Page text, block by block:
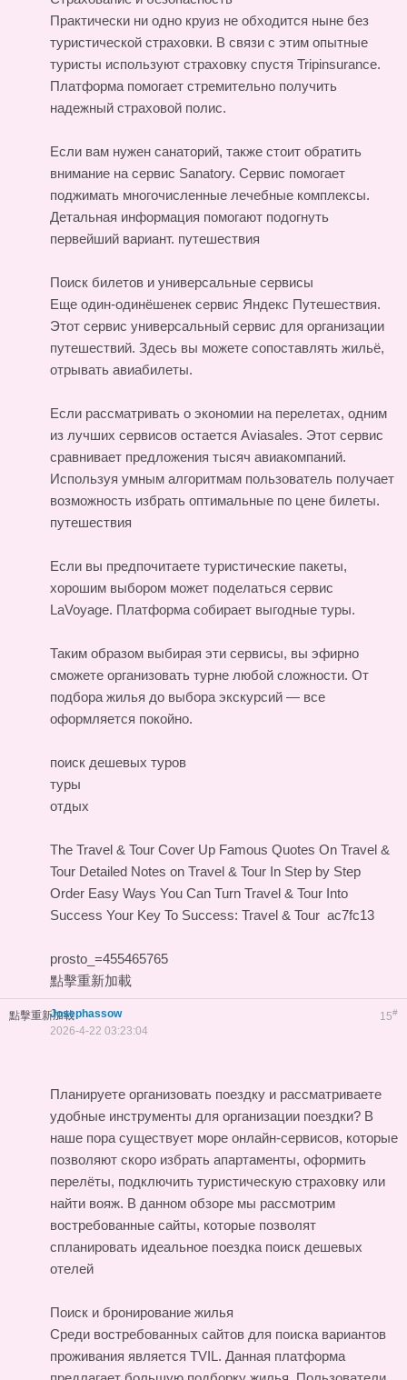
Практически ни одно круиз не обходится ныне без
туристической страховки. В связи с этим опытные
туристы используют страховку спустя Tripinsurance.
Платформа помогает стремительно получить
надежный страховой полис.
Если вам нужен санаторий, также стоит обратить
внимание на сервис Sanatory. Сервис помогает
поджимать многочисленные лечебные комплексы.
Детальная информация помогают подогнуть
первейший вариант. путешествия
Поиск билетов и универсальные сервисы
Еще один-одинёшенек сервис Яндекс Путешествия.
Этот сервис универсальный сервис для организации
путешествий. Здесь вы можете сопоставлять жильё,
отрывать авиабилеты.
Если рассматривать о экономии на перелетах, одним
из лучших сервисов остается Aviasales. Этот сервис
сравнивает предложения тысяч авиакомпаний.
Используя умным алгоритмам пользователь получает
возможность избрать оптимальные по цене билеты.
путешествия
Если вы предпочитаете туристические пакеты,
хорошим выбором может поделаться сервис
LaVoyage. Платформа собирает выгодные туры.
Таким образом выбирая эти сервисы, вы эфирно
сможете организовать турне любой сложности. От
подбора жилья до выбора экскурсий — все
оформляется покойно.
поиск дешевых туров
туры
отдых
The Travel & Tour Cover Up Famous Quotes On Travel &
Tour Detailed Notes on Travel & Tour In Step by Step
Order Easy Ways You Can Turn Travel & Tour Into
Success Your Key To Success: Travel & Tour ac7fc13
prosto_=455465765
點擊重新加載
點擊重新加載 15#
Josephassow
2026-4-22 03:23:04
Планируете организовать поездку и рассматриваете
удобные инструменты для организации поездки? В
наше пора существует море онлайн-сервисов, которые
позволяют скоро избрать апартаменты, оформить
перелёты, подключить туристическую страховку или
найти вояж. В данном обзоре мы рассмотрим
востребованные сайты, которые позволят
спланировать идеальное поездка поиск дешевых
отелей
Поиск и бронирование жилья
Среди востребованных сайтов для поиска вариантов
проживания является TVIL. Данная платформа